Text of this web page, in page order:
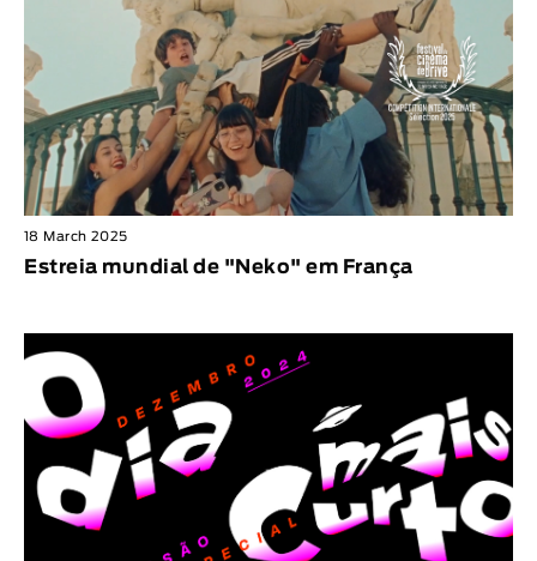
18 March 2025
Estreia mundial de "Neko" em França